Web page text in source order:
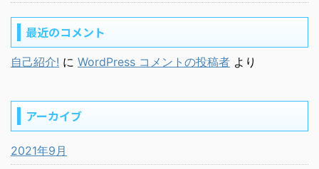
最近のコメント
自己紹介! に WordPress コメントの投稿者 より
アーカイブ
2021年9月